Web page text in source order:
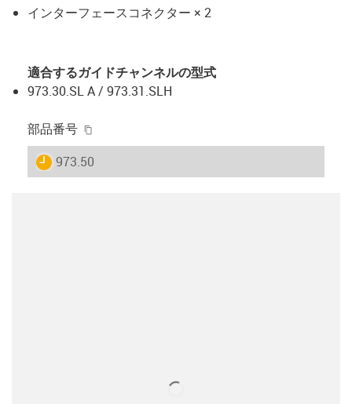
インターフェースコネクター × 2
適合するガイドチャンネルの型式
973.30.SL A / 973.31.SLH
部品番号
igus-icon-lieferzeit
973.50